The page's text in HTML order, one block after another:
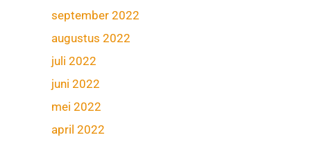
september 2022
augustus 2022
juli 2022
juni 2022
mei 2022
april 2022